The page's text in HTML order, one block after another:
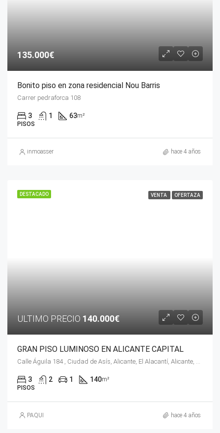
135.000€
Bonito piso en zona residencial Nou Barris
Carrer pedraforca 108
3 1 63m²
PISOS
inmoasser hace 4 años
DESTACADO VENTA OFERTAZA
ULTIMO PRECIO 140.000€
GRAN PISO LUMINOSO EN ALICANTE CAPITAL
3 2 1 140m²
PISOS
PAQUI hace 4 años